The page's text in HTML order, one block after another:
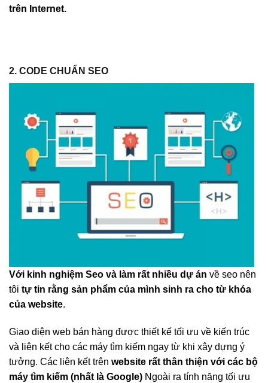
trên Internet.
2. CODE CHUẨN SEO
Với kinh nghiệm Seo và làm rất nhiều dự án về seo nên
tôi tự tin rằng sản phẩm của mình sinh ra cho từ khóa
của website.
Giao diện web bán hàng được thiết kế tối ưu về kiến trúc
và liên kết cho các máy tìm kiếm ngay từ khi xây dựng ý
tưởng. Các liên kết trên website rất thân thiện với các bộ
máy tìm kiếm (nhất là Google) Ngoài ra tính năng tối ưu